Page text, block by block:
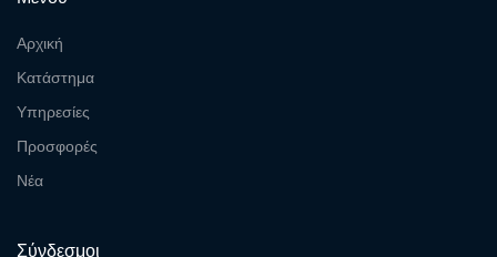
Αρχική
Κατάστημα
Υπηρεσίες
Προσφορές
Νέα
Σύνδεσμοι